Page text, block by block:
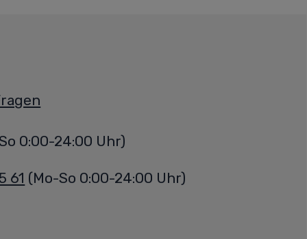
0:00-24:00 Uhr)
61 (Mo-So 0:00-24:00 Uhr)